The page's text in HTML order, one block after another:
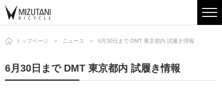
トップページ ニュース 6月30日まで DMT 東京都内 試履き情報
6月30日まで DMT 東京都内 試履き情報